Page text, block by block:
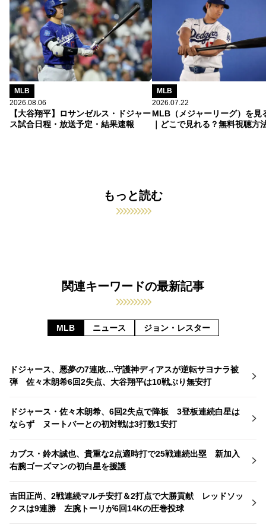
MLB
2026.08.06
【大谷翔平】ロサンゼルス・ドジャー
ス試合日程・放送予定・結果速報
MLB
2026.07.22
MLB（メジャーリーグ）を見
｜どこで見れる？無料視聴方
もっと読む
関連キーワードの最新記事
MLB ニュース ジョン・レスター
ドジャース、悪夢の7連敗…守護神ディアスが逆転サヨナラ被
弾 佐々木朗希6回2失点、大谷翔平は10戦ぶり無安打
ドジャース・佐々木朗希、6回2失点で降板 3登板連続白星は
ならず ヌートバーとの初対戦は3打数1安打
カブス・鈴木誠也、貴重な2点適時打で25戦連続出塁 新加入
右腕ゴーズマンの初白星を援護
吉田正尚、2戦連続マルチ安打＆2打点で大勝貢献 レッドソッ
クスは9連勝 左腕トーリが6回14Kの圧巻投球